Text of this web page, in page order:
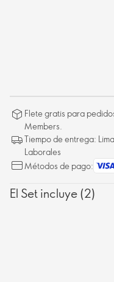
Flete gratis para
Members.
Tiempo de entrega:
Laborales
Métodos de pago:
El Set incluye (2)